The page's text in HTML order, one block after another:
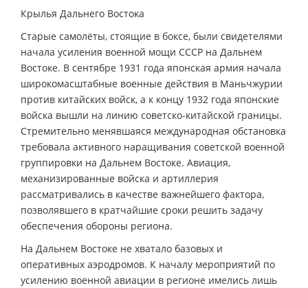
Крылья Дальнего Востока
Старые самолёты, стоящие в боксе, были свидетелями
начала усиления военной мощи СССР на Дальнем
Востоке. В сентябре 1931 года японская армия начала
широкомасштабные военные действия в Маньчжурии
против китайских войск, а к концу 1932 года японские
войска вышли на линию советско-китайской границы.
Стремительно менявшаяся международная обстановка
требовала активного наращивания советской военной
группировки на Дальнем Востоке. Авиация,
механизированные войска и артиллерия
рассматривались в качестве важнейшего фактора,
позволявшего в кратчайшие сроки решить задачу
обеспечения обороны региона.
На Дальнем Востоке не хватало базовых и
оперативных аэродромов. К началу мероприятий по
усилению военной авиации в регионе имелись лишь